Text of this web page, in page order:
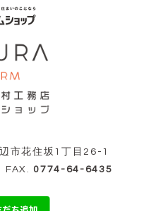
市花住坂1丁目26-1
0774-64-6435